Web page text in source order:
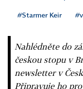
#Starmer Keir
Nahlédněte do
českou stopu v
newsletter v
Připravuje ho